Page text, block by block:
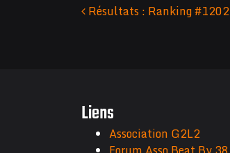
Résultats : Ranking #1202
Liens
Association G2L2